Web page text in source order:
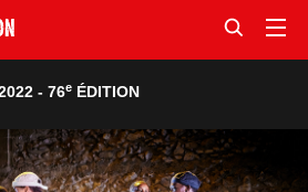
- 76eÉDITION